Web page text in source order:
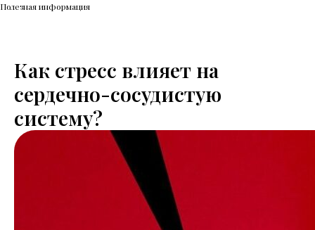
Полезная информация
Как стресс влияет на
сердечно-сосудистую
систему?